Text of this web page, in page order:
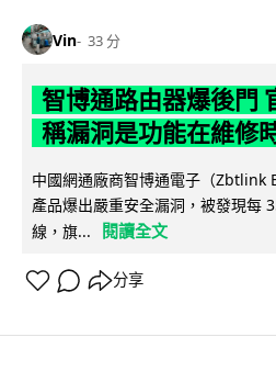
Vin 33 分
智博通路由器爆後門
稱漏洞是功能在維修
中國網通廠商智博通電子（Zbtlink
產品爆出嚴重安全漏洞，被發現每
線，旗...
閱讀全文
分享